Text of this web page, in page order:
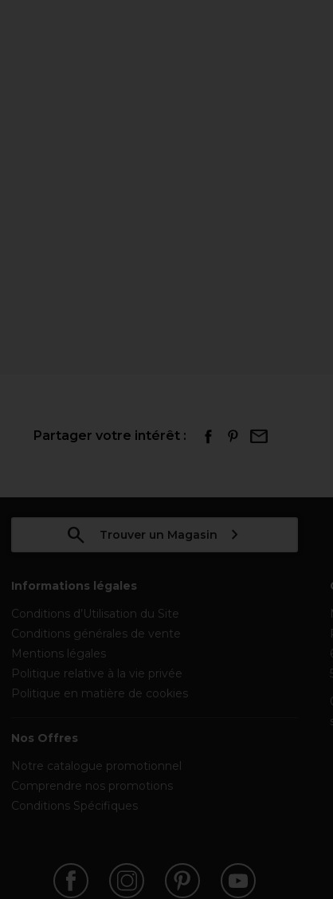
Partager votre intérêt :
Trouver un Magasin
Informations légales
Conditions d’Utilisation du Site
Conditions générales de vente
Mentions légales
Politique relative à la vie privée
Politique en matière de cookies
Nos Offres
Notre catalogue promotionnel
Comprendre nos promotions
Conditions Spécifiques